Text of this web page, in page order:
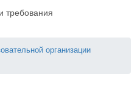
требования
организации